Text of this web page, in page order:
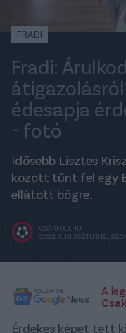
FRADI
Fradi:
édesapja
- fotó
Idősebb Lisztes
között tűnt fel egy
ellátott bögre.
CSAKFOCI.HU
2023. AUGUSZTUS 19.,
A
Érdekes képet tett